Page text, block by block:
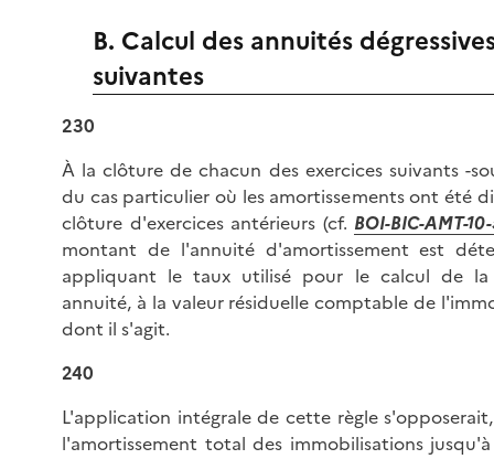
B. Calcul des annuités
suivantes
230
À la clôture de chacun des exercices suivants -
du cas particulier où les amortissements ont été
clôture d'exercices antérieurs (cf. BOI-BIC-AMT-
montant de l'annuité d'amortissement est
appliquant le taux utilisé pour le calcul de la
annuité, à la valeur résiduelle comptable de
dont il s'agit.
240
L'application intégrale de cette règle
l'amortissement total des immobilisations